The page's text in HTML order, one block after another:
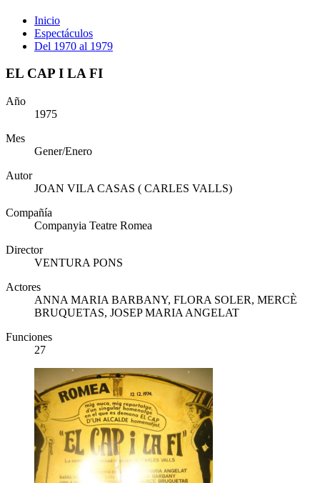
Inicio
Espectáculos
Del 1970 al 1979
EL CAP I LA FI
Año
1975
Mes
Gener/Enero
Autor
JOAN VILA CASAS ( CARLES VALLS)
Compañía
Companyia Teatre Romea
Director
VENTURA PONS
Actores
ANNA MARIA BARBANY, FLORA SOLER, MERCÈ
BRUQUETAS, JOSEP MARIA ANGELAT
Funciones
27